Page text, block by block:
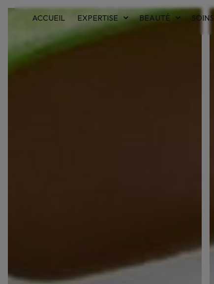
ACCUEIL EXPERTISE BEAUTÉ SOINS
Panneau de gestion des cookies